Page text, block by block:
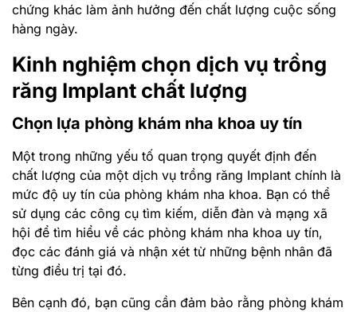
chứng khác làm ảnh hưởng đến chất lượng cuộc sống
hàng ngày.
Kinh nghiệm chọn dịch vụ trồng
răng Implant chất lượng
Chọn lựa phòng khám nha khoa uy tín
Một trong những yếu tố quan trọng quyết định đến
chất lượng của một dịch vụ trồng răng Implant chính là
mức độ uy tín của phòng khám nha khoa. Bạn có thể
sử dụng các công cụ tìm kiếm, diễn đàn và mạng xã
hội để tìm hiểu về các phòng khám nha khoa uy tín,
đọc các đánh giá và nhận xét từ những bệnh nhân đã
từng điều trị tại đó.
Bên cạnh đó, bạn cũng cần đảm bảo rằng phòng khám